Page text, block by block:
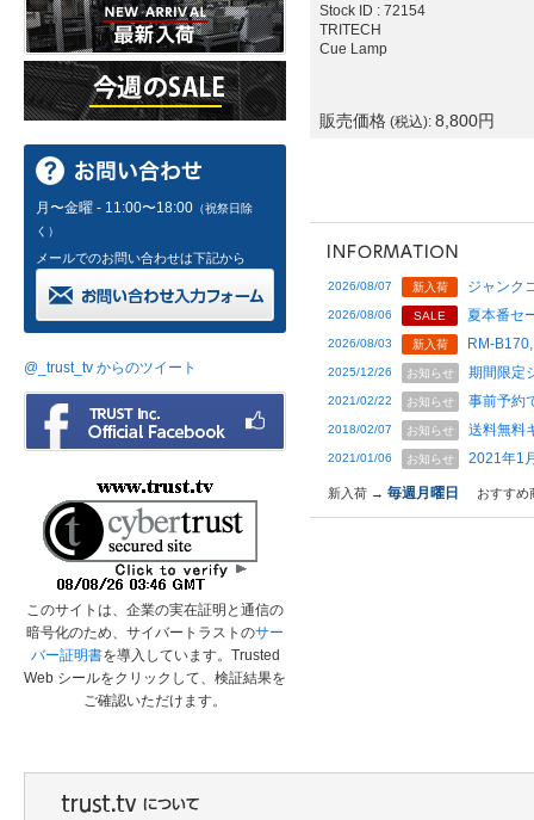
Stock ID : 72154
TRITECH
Cue Lamp
販売価格 (税込): 8,800円
2026/08/07 新入荷 ジャンク
2026/08/06 SALE 夏本番セ
2026/08/03 新入荷 RM-
2025/12/26 お知らせ 期間限定
2021/02/22 お知らせ 事前予約
2018/02/07 お知らせ 送料無料
2021/01/06 お知らせ 2021年1
新入荷 → 毎週月曜日 おすす
月〜金曜 - 11:00〜18:00 （祝祭日除
く）
メールでのお問い合わせは下記から
@_trust_tv からのツイート
このサイトは、企業の実在証明と通信の
暗号化のため、サイバートラストのサー
バー証明書を導入しています。Trusted
Web シールをクリックして、検証結果を
ご確認いただけます。